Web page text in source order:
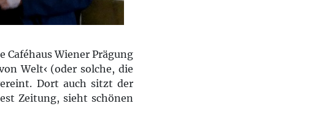
Wiener Prägung
Welt‹ (oder solche, die
Dort auch sitzt der
Zeitung, sieht schönen